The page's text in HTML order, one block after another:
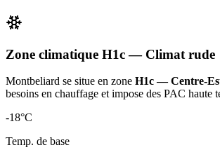
Zone climatique H1c— Climat rude
Montbeliard se situe en zone H1c — Centre-
besoins en chauffage et impose des PAC haute
-18°C
Temp. de base